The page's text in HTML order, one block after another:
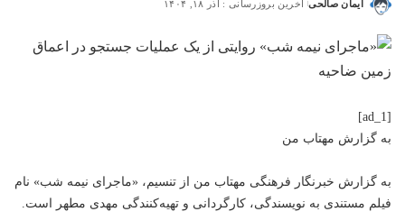
ایمان صالحی آخرین بروزرسانی : آذر ۱۸, ۱۴۰۴
[ad_1]
به گزارش مهتاب من
به گزارش خبرنگار فرهنگی مهتاب من از تنسیم، «ماجرای نیمه شب» نام
فیلم مستندی به نویسندگی، کارگردانی و تهیه‌کنندگی مهدی مطهر است.